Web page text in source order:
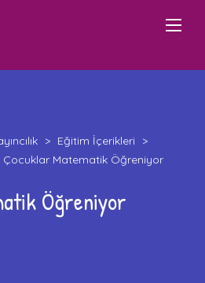
> Eğitim İçerikleri
>
Çocuklar Matematik Öğreniyor
Öğreniyor